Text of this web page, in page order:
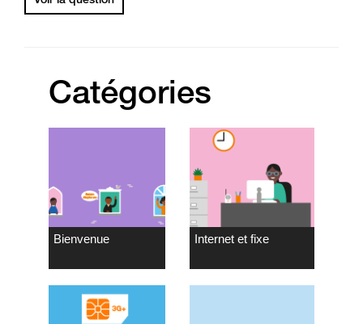
Catégories
Bienvenue Internet et fixe